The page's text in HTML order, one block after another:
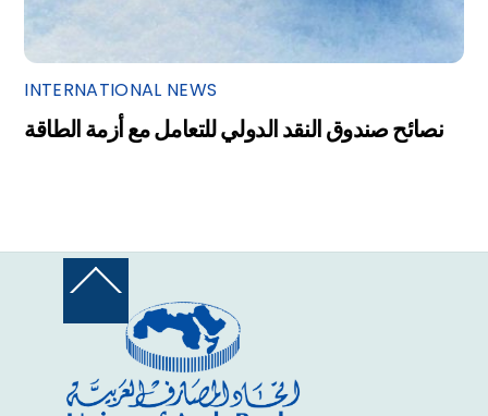
INTERNATIONAL NEWS
نصائح صندوق النقد الدولي للتعامل مع أزمة الطاقة
Back
Top